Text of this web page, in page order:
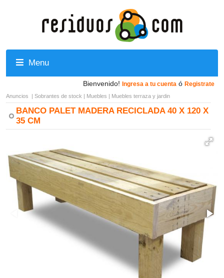
Menu
Bienvenido! Ingresa a tu cuenta ó Registrate
Anuncios | Sobrantes de stock | Muebles | Muebles terraza y jardin
BANCO PALET MADERA RECICLADA 40 X 120 X
35 CM